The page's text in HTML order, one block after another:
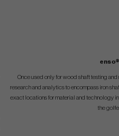
enso®
Once used only for wood shaft testing
research and analytics to encompass iron
exact locations for material and technology
the